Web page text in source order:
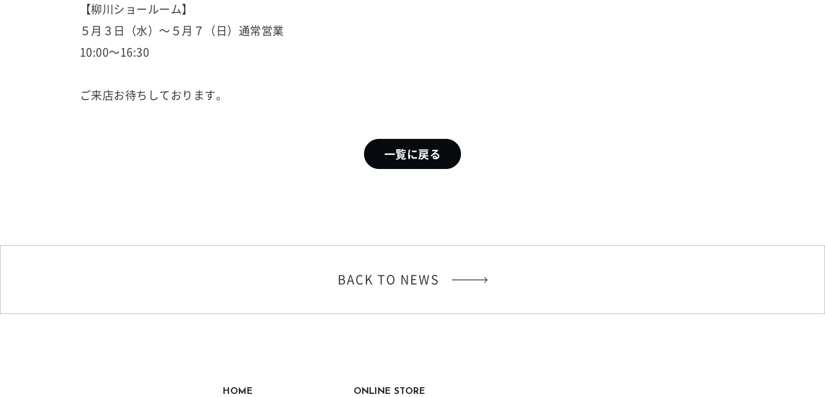
【柳川ショールーム】
５月３日（水）～５月７（日）通常営業
10:00～16:30
ご来店お待ちしております。
一覧に戻る
BACK TO NEWS
HOME ONLINE STORE